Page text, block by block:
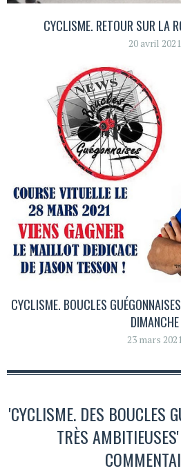
CYCLISME. RETOUR SUR LA
20 avril 2021
CYCLISME. BOUCLES
DIMANCHE
23 mars
'CYCLISME. DES BOUCLES
TRÈS